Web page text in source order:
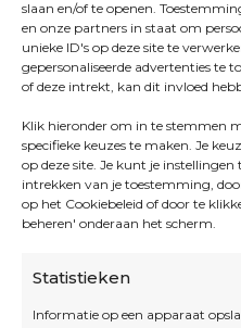
slaan en/of te openen.
en onze partners in staat om
unieke ID's op deze site te
gepersonaliseerde advertenties te
of deze intrekt, kan dit invloed
Klik hieronder om in te stemmen
specifieke keuzes te maken. Je
op deze site. Je kunt je
intrekken van je toestemming,
op het Cookiebeleid of door te
beheren' onderaan het scherm.
Statistieken
Informatie op een apparaat